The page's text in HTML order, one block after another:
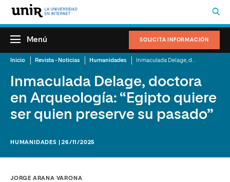
SOLICITA INFORMACIÓN
Menú
Inicio Revista - Noticias Humanidades
Inmaculada Delage, doctora
en Arqueología: “Egipto quiere
ser quien preserve su pasado”
HUMANIDADES | 26/11/2025
JORGE ARANA VARONA